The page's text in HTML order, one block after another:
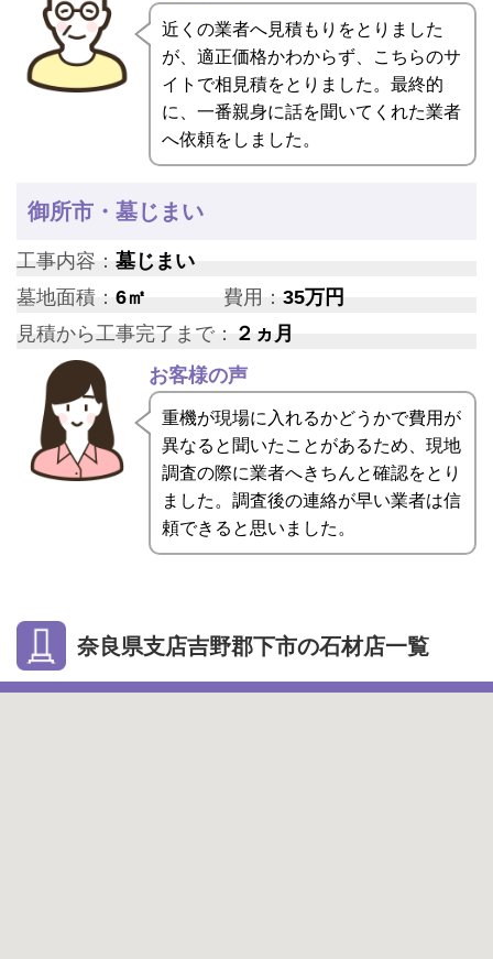
近くの業者へ見積もりをとりました
が、適正価格かわからず、こちらのサ
イトで相見積をとりました。最終的
に、一番親身に話を聞いてくれた業者
へ依頼をしました。
御所市・墓じまい
工事内容： 墓じまい
墓地面積： 6㎡ 費用：35万円
見積から工事完了まで： ２ヵ月
お客様の声
重機が現場に入れるかどうかで費用が
異なると聞いたことがあるため、現地
調査の際に業者へきちんと確認をとり
ました。調査後の連絡が早い業者は信
頼できると思いました。
奈良県支店吉野郡下市の石材店一覧